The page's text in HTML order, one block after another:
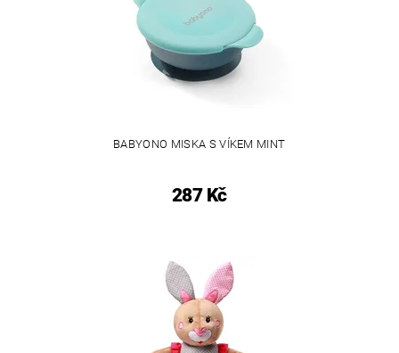
BABYONO MISKA S VÍKEM MINT
287 Kč